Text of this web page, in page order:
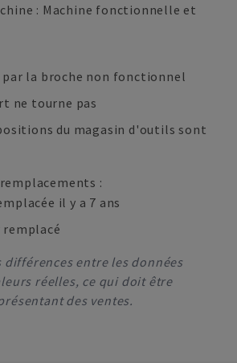
: Machine fonctionnelle et
par la broche non fonctionnel
ne tourne pas
du magasin d'outils sont
:
il y a 7 ans
différences entre les données
réelles, ce qui doit être
des ventes.